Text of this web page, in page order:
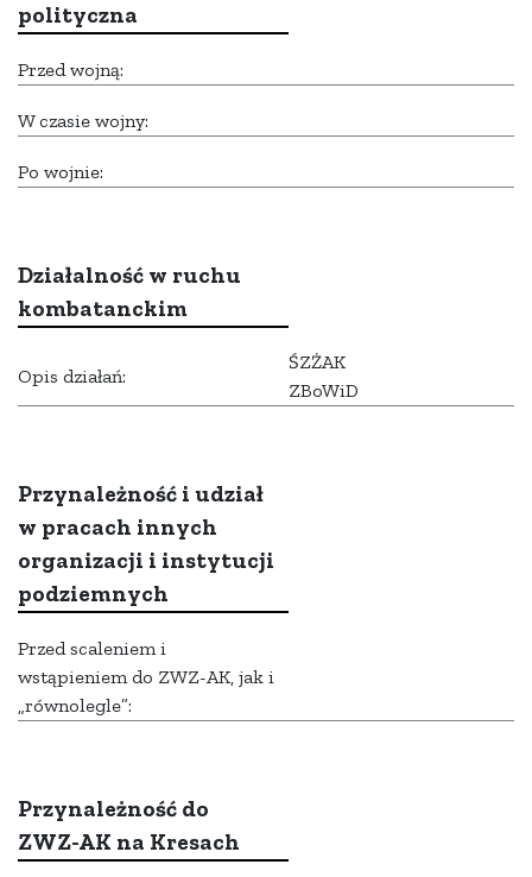
polityczna
Przed wojną:
W czasie wojny:
Po wojnie:
Działalność w ruchu
kombatanckim
Opis działań:
ŚZŻAK
ZBoWiD
Przynależność i udział
w pracach innych
organizacji i instytucji
podziemnych
Przed scaleniem i
wstąpieniem do ZWZ-AK, jak i
„równolegle”:
Przynależność do
ZWZ-AK na Kresach